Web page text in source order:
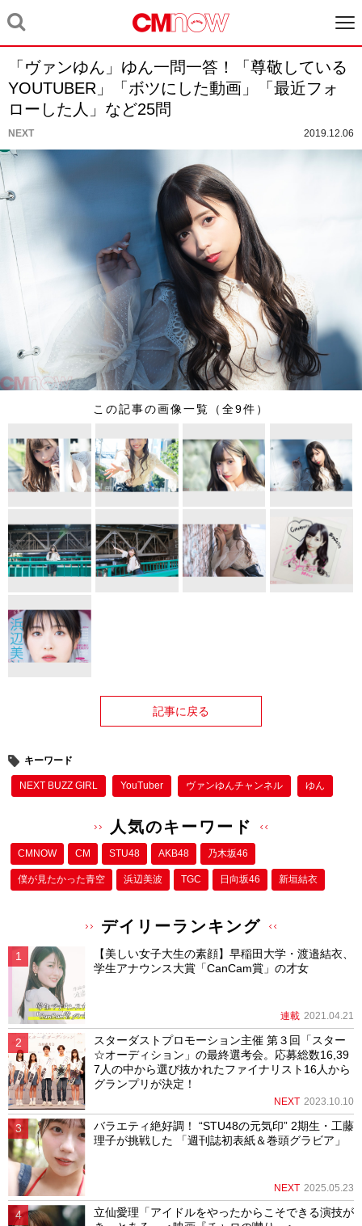
「ヴァンゆん」ゆん一問一答！「尊敬している
YOUTUBER」「ボツにした動画」「最近フォ
ローした人」など25問
NEXT 2019.12.06
この記事の画像一覧（全9件）
記事に戻る
キーワード
NEXT BUZZ GIRL YouTuber ヴァンゆんチャンネル ゆん
人気のキーワード
CMNOW CM STU48 AKB48 乃木坂46
僕が⾒たかった⻘空 浜辺美波 TGC 日向坂46 新垣結衣
デイリーランキング
【美しい女子大生の素顔】早稲田大学・渡邉結衣、
学生アナウンス大賞「CanCam賞」の才女
連載 2021.04.21
スターダストプロモーション主催 第３回「スター
☆オーディション」の最終選考会。応募総数16,39
7人の中から選び抜かれたファイナリスト16人から
グランプリが決定！
NEXT 2023.10.10
バラエティ絶好調！ “STU48の元気印” 2期生・工藤
理子が挑戦した 「週刊誌初表紙＆巻頭グラビア」
NEXT 2025.05.23
立仙愛理「アイドルをやったからこそできる演技が